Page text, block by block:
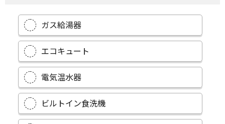
ガス給湯器
エコキュート
電気温水器
ビルトイン食洗機